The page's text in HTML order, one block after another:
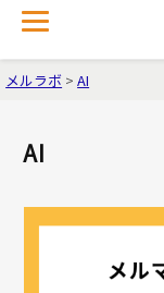
メルラボ >AI
AI